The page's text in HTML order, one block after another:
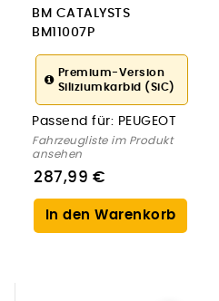
BM CATALYSTS
BM11007P
Ruß-/Partikelfilter,
Abgasanlage für
PEUGEOT
Premium-Version
Siliziumkarbid (SiC)
Passend für: PEUGEOT
Fahrzeugliste im Produkt
ansehen
287,99 €
In den Warenkorb